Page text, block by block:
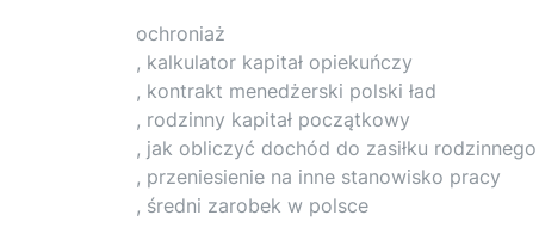
ochroniaż
, kalkulator kapitał opiekuńczy
, kontrakt menedżerski polski ład
, rodzinny kapitał początkowy
, jak obliczyć dochód do zasiłku
, przeniesienie na inne stanowisko pracy
, średni zarobek w polsce